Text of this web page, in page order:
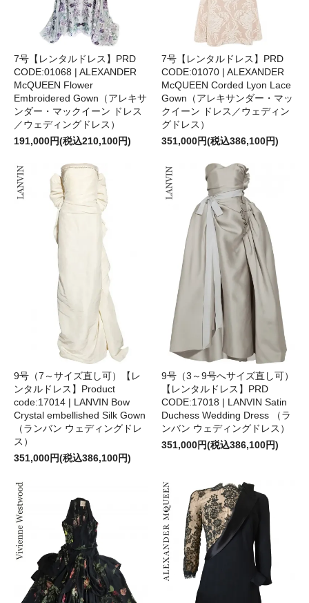
7号【レンタルドレス】PRD
CODE:01068 | ALEXANDER
McQUEEN Flower
Embroidered Gown（アレキサ
ンダー・マックイーン ドレス
／ウェディングドレス）
191,000円(税込210,100円)
7号【レンタルドレス】PRD
CODE:01070 | ALEXANDER
McQUEEN Corded Lyon Lace
Gown（アレキサンダー・マッ
クイーン ドレス／ウェディン
グドレス）
351,000円(税込386,100円)
9号（7～サイズ直し可）【レ
ンタルドレス】Product
code:17014 | LANVIN Bow
Crystal embellished Silk Gown
（ランバン ウェディングドレ
ス）
351,000円(税込386,100円)
9号（3～9号へサイズ直し可）
【レンタルドレス】PRD
CODE:17018 | LANVIN Satin
Duchess Wedding Dress （ラ
ンバン ウェディングドレス）
351,000円(税込386,100円)